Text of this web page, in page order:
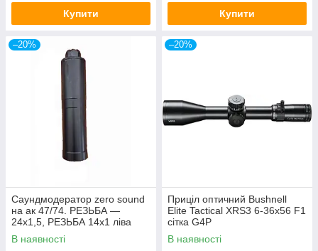
Купити Купити
–20%
Саундмодератор zero sound
на ак 47/74. РЕЗЬБА —
24х1,5, РЕЗЬБА 14х1 ліва
В наявності
–20%
Приціл оптичний Bushnell
Elite Tactical XRS3 6-36x56 F1
сітка G4P
В наявності